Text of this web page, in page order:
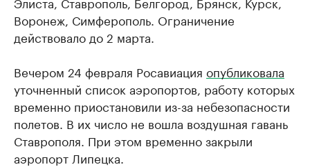
Воронеж, Симферополь. Ограничение
действовало до 2 марта.
Вечером 24 февраля Росавиация опубликовала
уточненный список аэропортов, работу которых
временно приостановили из-за небезопасности
полетов. В их число не вошла воздушная гавань
Ставрополя. При этом временно закрыли
аэропорт Липецка.